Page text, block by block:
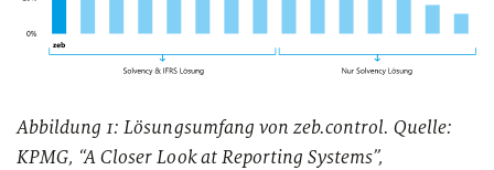
Abbildung 1: Lösungsumfang von zeb.control. Quelle:
KPMG, “A Closer Look at Reporting Systems”,